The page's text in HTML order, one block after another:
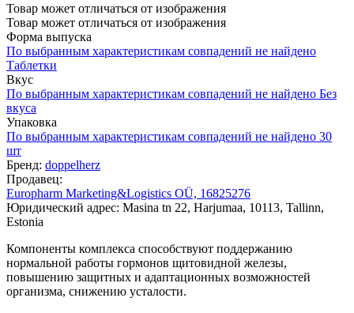
Товар может отличаться от изображения
Товар может отличаться от изображения
Форма выпуска
По выбранным характеристикам совпадений не найдено
Таблетки
Вкус
По выбранным характеристикам совпадений не найдено Без
вкуса
Упаковка
По выбранным характеристикам совпадений не найдено 30
шт
Бренд: doppelherz
Продавец:
Europharm Marketing&Logistics OÜ, 16825276
Юридический адрес: Masina tn 22, Harjumaa, 10113, Tallinn,
Estonia
Компоненты комплекса способствуют поддержанию
нормальной работы гормонов щитовидной железы,
повышению защитных и адаптационных возможностей
организма, снижению усталости.